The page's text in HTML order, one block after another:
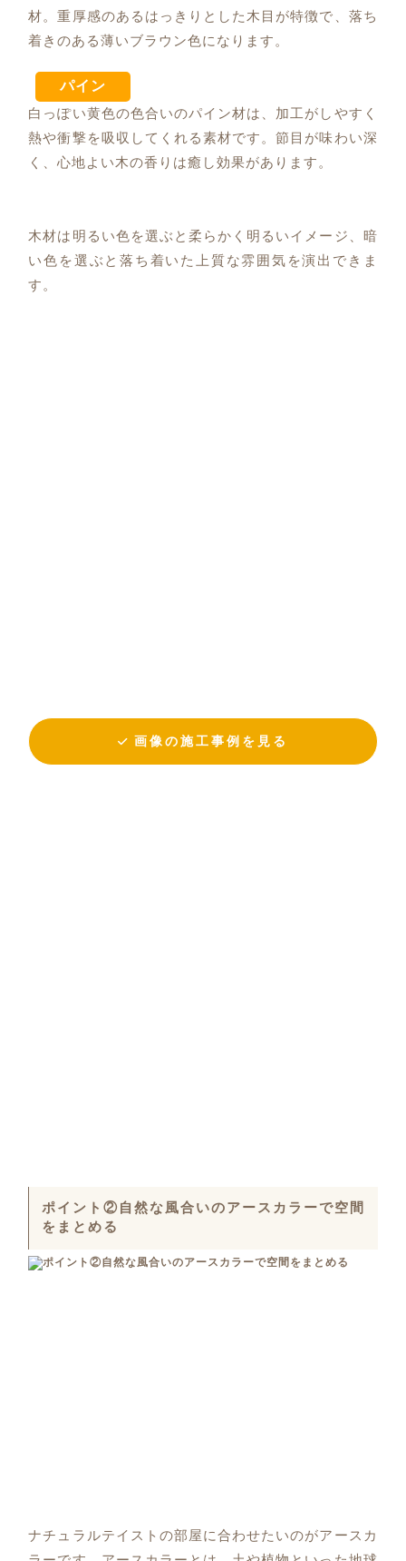
材。重厚感のあるはっきりとした木目が特徴で、落ち
着きのある薄いブラウン色になります。
パイン
白っぽい黄色の色合いのパイン材は、加工がしやすく
熱や衝撃を吸収してくれる素材です。節目が味わい深
く、心地よい木の香りは癒し効果があります。
木材は明るい色を選ぶと柔らかく明るいイメージ、暗
い色を選ぶと落ち着いた上質な雰囲気を演出できま
す。
画像の施工事例を見る
ポイント②自然な風合いのアースカラーで空間
をまとめる
ナチュラルテイストの部屋に合わせたいのがアースカ